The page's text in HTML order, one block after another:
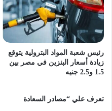
رئيس شعبة المواد البترولية يتوقع
زيادة أسعار البنزين في مصر بين
1.5 و2.5 جنيه
تعرف علي “مصادر السعادة